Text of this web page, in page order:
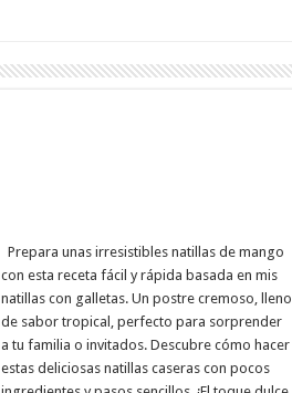
Prepara unas irresistibles natillas de mango
con esta receta fácil y rápida basada en mis
natillas con galletas. Un postre cremoso, lleno
de sabor tropical, perfecto para sorprender
a tu familia o invitados. Descubre cómo hacer
estas deliciosas natillas caseras con pocos